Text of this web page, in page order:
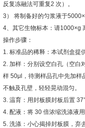
反复冻融法可重复2 次）。
3 ） 将制备好的匀浆液于
4、其它生物标本：请1000×g
操作步骤：
1. 标准品的稀释：本试剂盒提
2. 加样：分别设空白孔（空白
样 50μl
，待测样品孔中先加样
不触及孔壁，轻轻晃动混匀。
3. 温育：用封板膜封板后置 37
4. 配液：将 30 倍浓缩洗涤液
5. 洗涤：小心揭掉封板膜，弃